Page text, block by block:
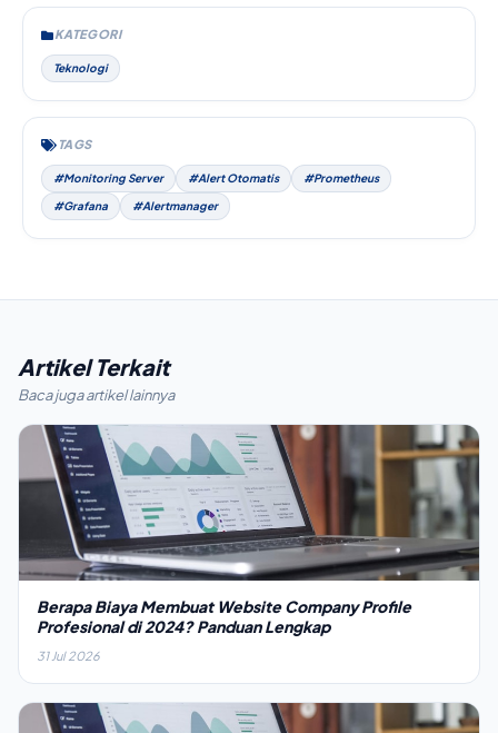
KATEGORI
Teknologi
TAGS
#Monitoring Server #Alert Otomatis #Prometheus
#Grafana #Alertmanager
Artikel Terkait
Baca juga artikel lainnya
Berapa Biaya Membuat Website Company Profile
Profesional di 2024? Panduan Lengkap
31 Jul 2026